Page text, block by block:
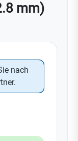
mm)
nach